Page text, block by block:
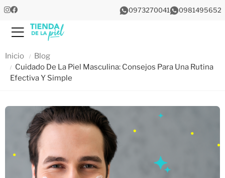
0973270041 0981495652
Menu
Inicio
Blog
Cuidado De La Piel Masculina: Consejos Para Una Rutina
Efectiva Y Simple